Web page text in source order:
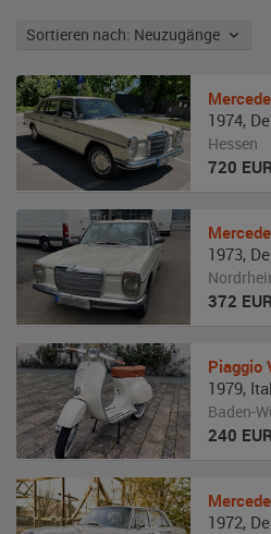
Sortieren nach: Neuzugänge
1974,
Hessen
720
1973,
372
Piaggio
1979,
Baden-
240
1972,